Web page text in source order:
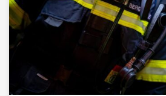
Kufstein statt. Vertreten waren dieses
insgesamt 28 Trupps. – 16 Trupps Bezirk
Bezirk Schwaz – 8 Trupps
realitätsnahen Gegebenheiten stellt